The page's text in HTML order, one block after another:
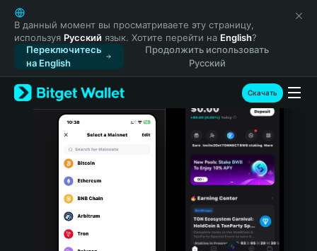
English
日本語
Tiếng Việt
Русский
Español (Latinoamérica)
Türkçe
Italiano
Português (Portugal)
Bahasa Indonesia
В данный момент вы просматриваете эту страницу,
используя Русский язык. Хотите перейти на English?
Переключитесь
на English
Продолжить использовать
Русский
Скачать